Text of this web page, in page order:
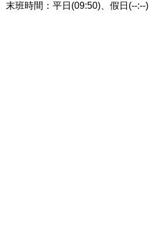
末班時間：平日(09:50)、假日(--:--)